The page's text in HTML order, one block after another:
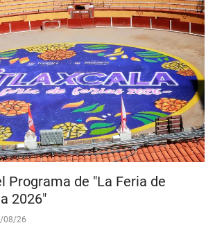
Programa de "La Feria de
2026"
08/26